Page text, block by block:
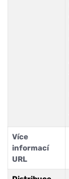
Více
informací
URL